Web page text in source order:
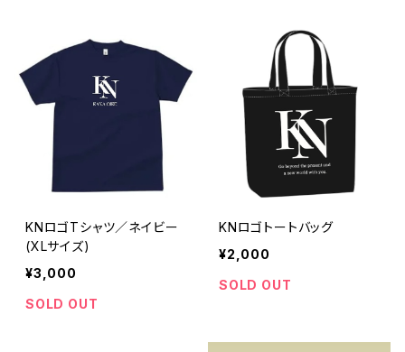
KNロゴTシャツ／ネイビー
(XLサイズ)
¥3,000
SOLD OUT
KNロゴトートバッグ
¥2,000
SOLD OUT